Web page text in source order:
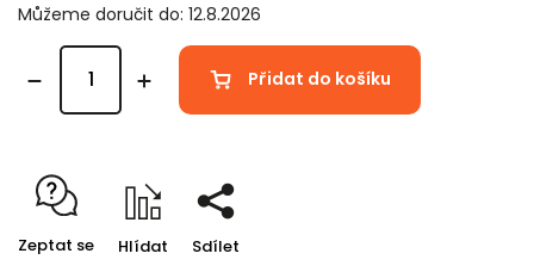
Můžeme doručit do: 12.8.2026
Přidat do košíku
Zeptat se Hlídat Sdílet